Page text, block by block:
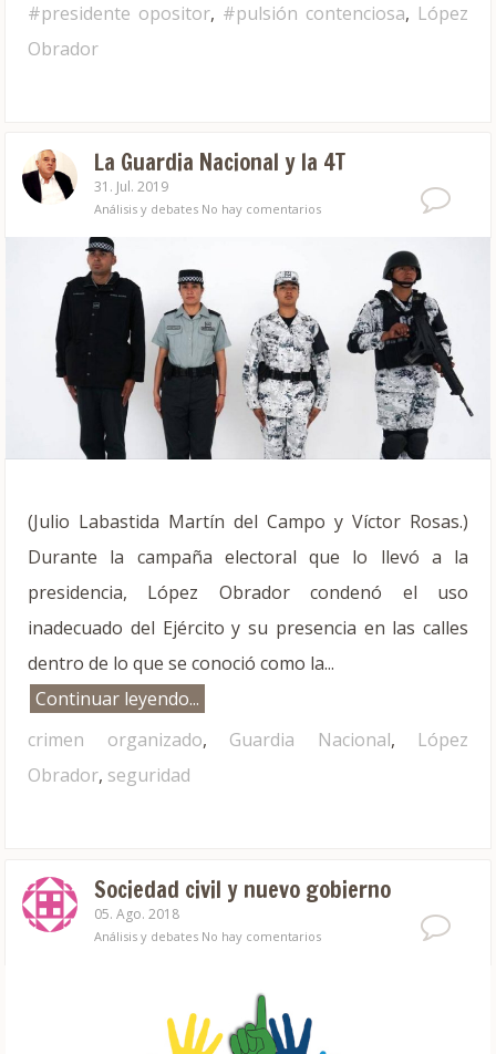
#presidente opositor, #pulsión contenciosa, López
Obrador
La Guardia Nacional y la 4T
31. Jul. 2019
Análisis y debates No hay comentarios
(Julio Labastida Martín del Campo y Víctor Rosas.)
Durante la campaña electoral que lo llevó a la
presidencia, López Obrador condenó el uso
inadecuado del Ejército y su presencia en las calles
dentro de lo que se conoció como la...
Continuar leyendo...
crimen organizado, Guardia Nacional, López
Obrador, seguridad
Sociedad civil y nuevo gobierno
05. Ago. 2018
Análisis y debates No hay comentarios